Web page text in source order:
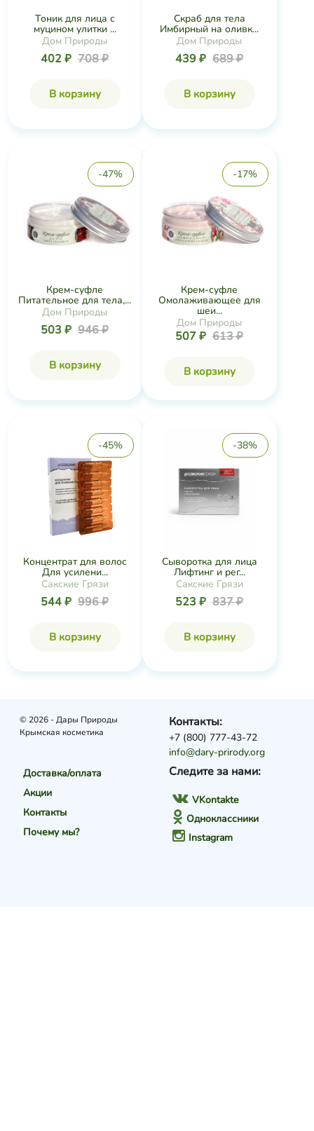
Тоник для лица с
муцином улитки ...
Дом Природы
402 ₽ 708 ₽
В корзину
Скраб для тела
Имбирный на оливк...
Дом Природы
439 ₽ 689 ₽
В корзину
-47%
Крем-суфле
Питательное для тела,...
Дом Природы
503 ₽ 946 ₽
В корзину
-17%
Крем-суфле
Омолаживающее для
шеи...
Дом Природы
507 ₽ 613 ₽
В корзину
-45%
Концентрат для волос
Для усилени...
Сакские Грязи
544 ₽ 996 ₽
В корзину
-38%
Сыворотка для лица
Лифтинг и рег...
Сакские Грязи
523 ₽ 837 ₽
В корзину
© 2026 - Дары Природы
Крымская косметика
Доставка/оплата
Акции
Контакты
Почему мы?
Следите за нами:
VKontakte
Одноклассники
Instagram
Контакты:
+7 (800) 777-43-72
info@dary-prirody.org